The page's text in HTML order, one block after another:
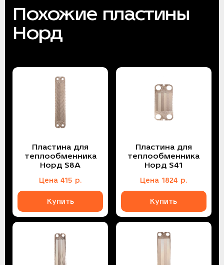
Похожие пластины
Норд
Пластина для
теплообменника
Норд S8A
Цена415 р.
Купить
Пластина для
теплообменника
Норд S41
Цена 1824 р.
Купить